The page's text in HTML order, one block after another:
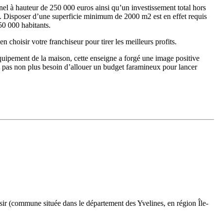
à hauteur de 250 000 euros ainsi qu’un investissement total hors
d’une superficie minimum de 2000 m2 est en effet requis
000 habitants.
choisir votre franchiseur pour tirer les meilleurs profits.
de la maison, cette enseigne a forgé une image positive
non plus besoin d’allouer un budget faramineux pour lancer
(commune située dans le département des Yvelines, en région Île-